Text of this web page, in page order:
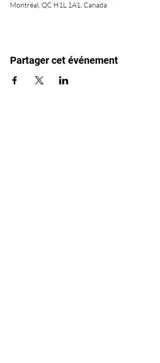
Montréal, QC H1L 1A1, Canada
Partager cet événement